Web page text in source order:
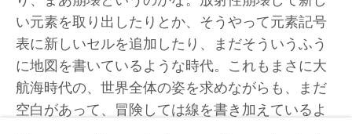
Tuesday - Saturday 10:00 - 18:00
Closed on Mondays, Sundays and Public Holidays
Singapore
7 Lock Road, #02-13 Gillman Barracks
い元素を取り出したりとか、そうやって元素記号
表に新しいセルを追加したり、まだそういうふう
に地図を書いているような時代。これもまさに大
航海時代の、世界全体の姿を求めながらも、まだ
空白があって、冒険しては線を書き加えているよ